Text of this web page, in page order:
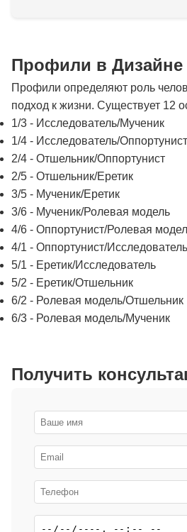
Профили в Дизайне
Профили определяют роль
подход к жизни. Существует 12
1/3 - Исследователь/Мученик
1/4 - Исследователь/Оппортунист
2/4 - Отшельник/Оппортунист
2/5 - Отшельник/Еретик
3/5 - Мученик/Еретик
3/6 - Мученик/Ролевая модель
4/6 - Оппортунист/Ролевая
4/1 - Оппортунист/Исследователь
5/1 - Еретик/Исследователь
5/2 - Еретик/Отшельник
6/2 - Ролевая модель/Отшельник
6/3 - Ролевая модель/Мученик
Получить